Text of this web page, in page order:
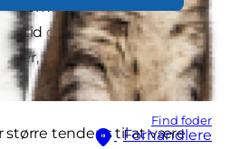
Find foder
Forhandlere
men husk, at
cirka to gange om
hvor de skal holdes
større tendens til at være